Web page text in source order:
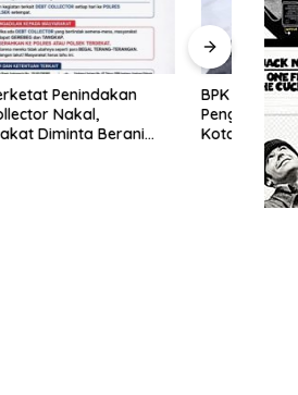
BPK Ungkap Temuan
Pengadaan Disdik Depok, Wali
Kota Diminta Bertindak